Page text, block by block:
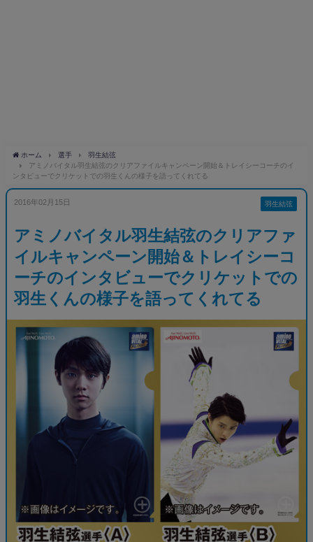
ホーム 選手
羽生結弦
アミノバイタル羽生結弦のクリアファイルキャンペーン開始＆トレイシーコーチのイ
ンタビューでクリケットでの羽生くんの様子を語ってくれてる
2016年02月15日 羽生結弦
アミノバイタル羽生結弦のクリアファ
イルキャンペーン開始＆トレイシーコ
ーチのインタビューでクリケットでの
羽生くんの様子を語ってくれてる